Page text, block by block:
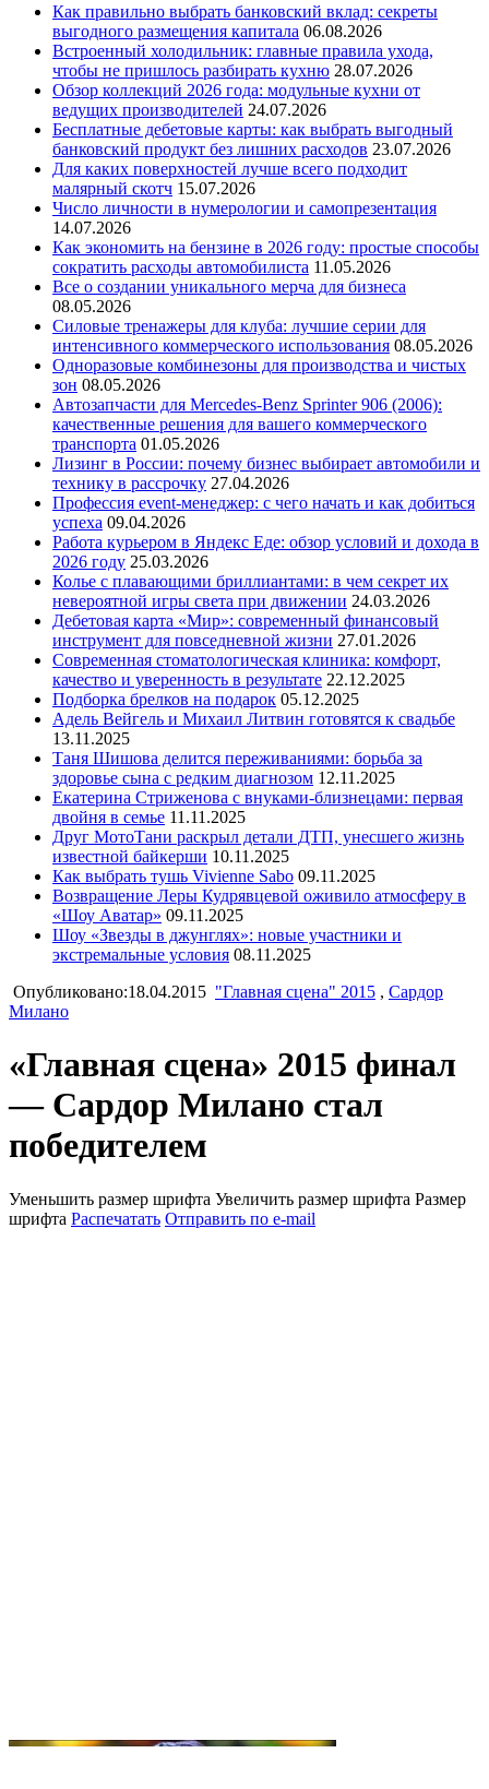
Как правильно выбрать банковский вклад: секреты
выгодного размещения капитала 06.08.2026
Встроенный холодильник: главные правила ухода,
чтобы не пришлось разбирать кухню 28.07.2026
Обзор коллекций 2026 года: модульные кухни от
ведущих производителей 24.07.2026
Бесплатные дебетовые карты: как выбрать выгодный
банковский продукт без лишних расходов 23.07.2026
Для каких поверхностей лучше всего подходит
малярный скотч 15.07.2026
Число личности в нумерологии и самопрезентация
14.07.2026
Как экономить на бензине в 2026 году: простые способы
сократить расходы автомобилиста 11.05.2026
Все о создании уникального мерча для бизнеса
08.05.2026
Силовые тренажеры для клуба: лучшие серии для
интенсивного коммерческого использования 08.05.2026
Одноразовые комбинезоны для производства и чистых
зон 08.05.2026
Автозапчасти для Mercedes-Benz Sprinter 906 (2006):
качественные решения для вашего коммерческого
транспорта 01.05.2026
Лизинг в России: почему бизнес выбирает автомобили и
технику в рассрочку 27.04.2026
Профессия event-менеджер: с чего начать и как добиться
успеха 09.04.2026
Работа курьером в Яндекс Еде: обзор условий и дохода в
2026 году 25.03.2026
Колье с плавающими бриллиантами: в чем секрет их
невероятной игры света при движении 24.03.2026
Дебетовая карта «Мир»: современный финансовый
инструмент для повседневной жизни 27.01.2026
Современная стоматологическая клиника: комфорт,
качество и уверенность в результате 22.12.2025
Подборка брелков на подарок 05.12.2025
Адель Вейгель и Михаил Литвин готовятся к свадьбе
13.11.2025
Таня Шишова делится переживаниями: борьба за
здоровье сына с редким диагнозом 12.11.2025
Екатерина Стриженова с внуками-близнецами: первая
двойня в семье 11.11.2025
Друг МотоТани раскрыл детали ДТП, унесшего жизнь
известной байкерши 10.11.2025
Как выбрать тушь Vivienne Sabo 09.11.2025
Возвращение Леры Кудрявцевой оживило атмосферу в
«Шоу Аватар» 09.11.2025
Шоу «Звезды в джунглях»: новые участники и
экстремальные условия 08.11.2025
Опубликовано:18.04.2015 "Главная сцена" 2015 , Сардор
Милано
«Главная сцена» 2015 финал
— Сардор Милано стал
победителем
Уменьшить размер шрифта Увеличить размер шрифта Размер
шрифта Распечатать Отправить по e-mail